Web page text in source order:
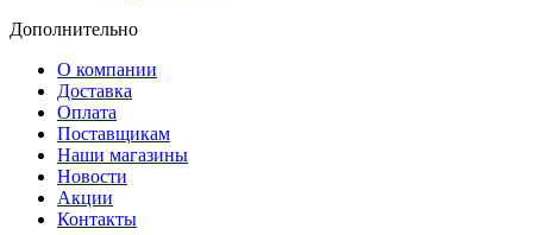
Дополнительно
О компании
Доставка
Оплата
Поставщикам
Наши магазины
Новости
Акции
Контакты